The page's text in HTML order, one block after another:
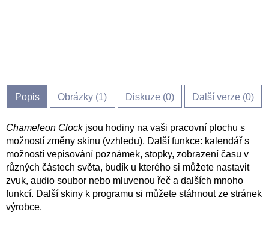
Popis Obrázky (1) Diskuze (0) Další verze (0)
Chameleon Clockjsou hodiny na vaši pracovní plochu s
možností změny skinu (vzhledu). Další funkce: kalendář s
možností vepisování poznámek, stopky, zobrazení času v
různých částech světa, budík u kterého si můžete nastavit
zvuk, audio soubor nebo mluvenou řeč a dalších mnoho
funkcí. Další skiny k programu si můžete stáhnout ze stránek
výrobce.